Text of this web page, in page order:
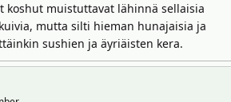
koshut muistuttavat lähinnä sellaisia
mutta silti hieman hunajaisia ja
sushien ja äyriäisten kera.